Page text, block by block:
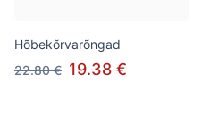
Hõbekõrvarõngad
22.80 € 19.38 €